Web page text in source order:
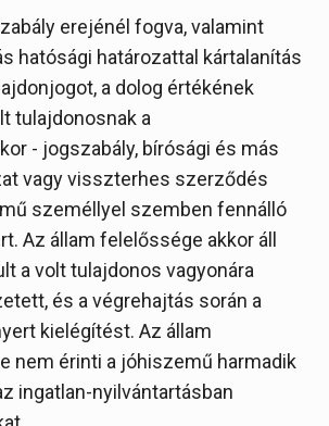
erejénél fogva, valamint
hatósági határozattal kártalanítás
a dolog értékének
tulajdonosnak a
- jogszabály, bírósági és más
vagy visszterhes szerződés
személlyel szemben fennálló
Az állam felelőssége akkor áll
a volt tulajdonos vagyonára
és a végrehajtás során a
kielégítést. Az állam
nem érinti a jóhiszemű harmadik
ingatlan-nyilvántartásban